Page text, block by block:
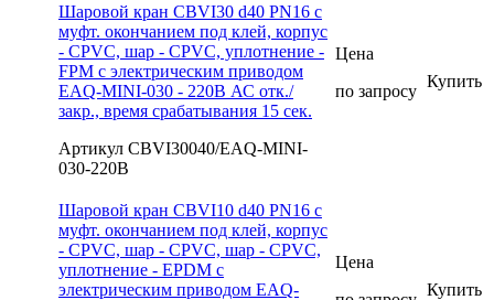
Шаровой кран CBVI30 d40 PN16 с
муфт. окончанием под клей, корпус
- CPVC, шар - CPVC, уплотнение -
FPM с электрическим приводом
EAQ-MINI-030 - 220В АС отк./
закр., время срабатывания 15 сек.
Артикул CBVI30040/EAQ-MINI-
030-220В
Цена
по запросу
Купить
Шаровой кран CBVI10 d40 PN16 с
муфт. окончанием под клей, корпус
- CPVC, шар - CPVC, шар - CPVC,
уплотнение - EPDM с
электрическим приводом EAQ-
Цена
Купить